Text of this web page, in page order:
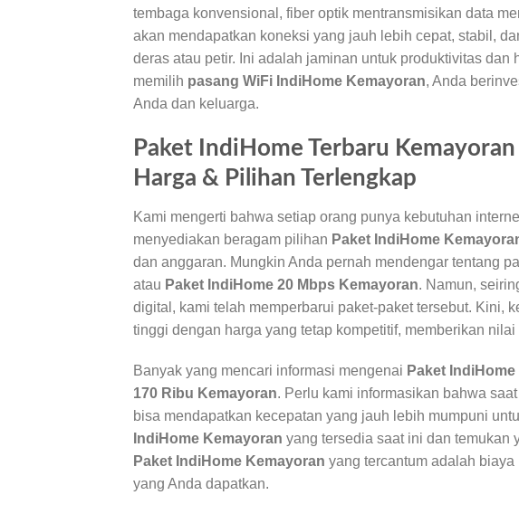
tembaga konvensional, fiber optik mentransmisikan data
akan mendapatkan koneksi yang jauh lebih cepat, stabil,
deras atau petir. Ini adalah jaminan untuk produktivitas dan
memilih pasang WiFi IndiHome Kemayoran, Anda
Anda dan keluarga.
Paket IndiHome Terbaru
Harga & Pilihan Terlengkap
Kami mengerti bahwa setiap orang punya kebutuhan
menyediakan beragam pilihan Paket IndiHome
dan anggaran. Mungkin Anda pernah mendengar tentang
atau Paket IndiHome 20 Mbps Kemayoran. Namun,
digital, kami telah memperbarui paket-paket tersebut. Kini,
tinggi dengan harga yang tetap kompetitif, memberikan
Banyak yang mencari informasi mengenai Paket
170 Ribu Kemayoran. Perlu kami informasikan bahwa
bisa mendapatkan kecepatan yang jauh lebih mumpuni
IndiHome Kemayoran yang tersedia saat ini dan temukan
Paket IndiHome Kemayoran yang tercantum adalah
yang Anda dapatkan.